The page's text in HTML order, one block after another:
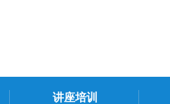
讲座培训